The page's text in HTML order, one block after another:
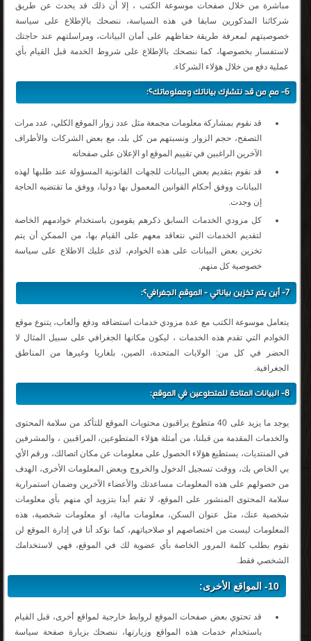
مباشرة من خلال صفحات موسوعة الكتب ، إلا أن ذلك قد يحدث عن طريق
شركائنا المذكورين سابقا في هذه السياسة، ننصحك بالإطلاع على سياسة
خصوصيتهم لمعرفة طريقة حفاظهم على أمان البيانات، ومراسلتهم عند حاجتك
لاستفسار بخصوصها، كما ننصحك بالإطلاع على شروط الخدمة قبل القيام بأي
عملية دفع من خلال هؤلاء الشركاء.
6- مع من قد نتشارك بياناتك ومعلوماتك؟:
قد نقوم بمشاركة معلومات مجمعة مثل عدد زوار الموقع الكلي، عدد مرات
التصفح، حجم الزوار ونسبتهم من كل بلد، مع بعض الشركات والأطراف
الآخرين الراغبين في تقييم الموقع او الإعلان على صفحاته
قد نقوم بتقديم بعض البيانات للجهات القانونية المسؤولة عند طلبها لهذه
البيانات ووفق أحكام القوانين المعمول بها دوليا، ووفق ما تقتضيه الحاجة
إن وجدت.
كل مزودي الخدمات السابق ذكرهم يقومون باستخدام خوادمهم الخاصة
لتقديم الخدمات التي نتعاقد معهم على القيام بها، من الممكن أن يتم
تخزين بعض البيانات على هذه الخوادم، لذى عليك الاطلاع على سياسة
خصوصية كل منهم.
7- أين يتم تخزين بياناتي - الموقع الجغرافي؟:
يتعامل موسوعة الكتب مع عدة مزودي خدمات استضافه ودفع وألعاب، يتنوع موقع
الخوادم التي تقدم هذه الخدمات ، ليكون مكانها الجغرافي على سبيل المثال لا
الحضر في كل من: الولايات المتحدة، الصين، بلغاريا وغيرها من المناطق
الجغرافية.
8- البيانات المتاحة للمتطوعين في الموقع:
يوجد ما يزيد على 40 متطوع يراقبون محتويات الموقع للتأكد من سلامة المحتوى
والخدمات المقدمة من قبلنا، من أمثلة هؤلاء المتطوعين، المراقبين ، والمشرفين
في المنتديات، يستطيع هؤلاء الحصول على معلومات عن مكان اتصالك، ورقم الأي
بي الخاص بك، ووقت تسجيل الدخول والخروج وبعض المعلومات الأخرى، الهدف
من حصولهم على هذه المعلومات مساعدتك والأعضاء الآخرين وضمان استمرارية
سلامة المحتوى المنشور على الموقع، لا تقم أبدا بتزويد أي منهم بأي معلومات
شخصية عنك، مثل عنوان السكن، معلومات مالية، او معلومات شخصية، هذه
المعلومات ليست من اختصاصهم او صلاحياتهم، كما نؤكد أنا في إدارة الموقع لن
نقوم بطلب كلمة المرور الخاصة بأي عضوية لك في الموقع، فهي لاستخدامك
الشخصي فقط.
10- المواقع الأخرى:
قد تحتوي بعض صفحات الموقع لروابط خارجية لمواقع أخرى، قبل القيام
باستخدام خدمات هذه المواقع وزيارتها، ننصحك بزيارة صفحة سياسة